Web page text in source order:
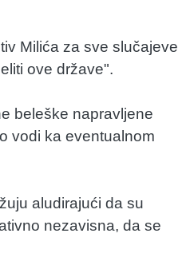
Milića za sve slučajeve
ove države".
beleške napravljene
vodi ka eventualnom
aludirajući da su
nezavisna, da se